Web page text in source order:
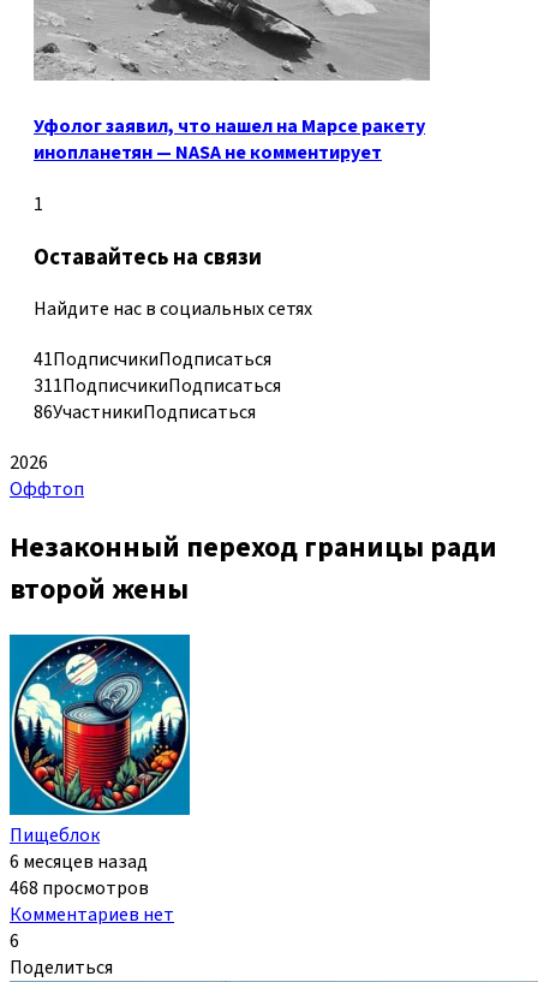
Уфолог заявил, что нашел на Марсе ракету
инопланетян — NASA не комментирует
1
Оставайтесь на связи
Найдите нас в социальных сетях
41ПодписчикиПодписаться
311ПодписчикиПодписаться
86УчастникиПодписаться
2026
Оффтоп
Незаконный переход границы ради
второй жены
Пищеблок
6 месяцев назад
468 просмотров
Комментариев нет
6
Поделиться